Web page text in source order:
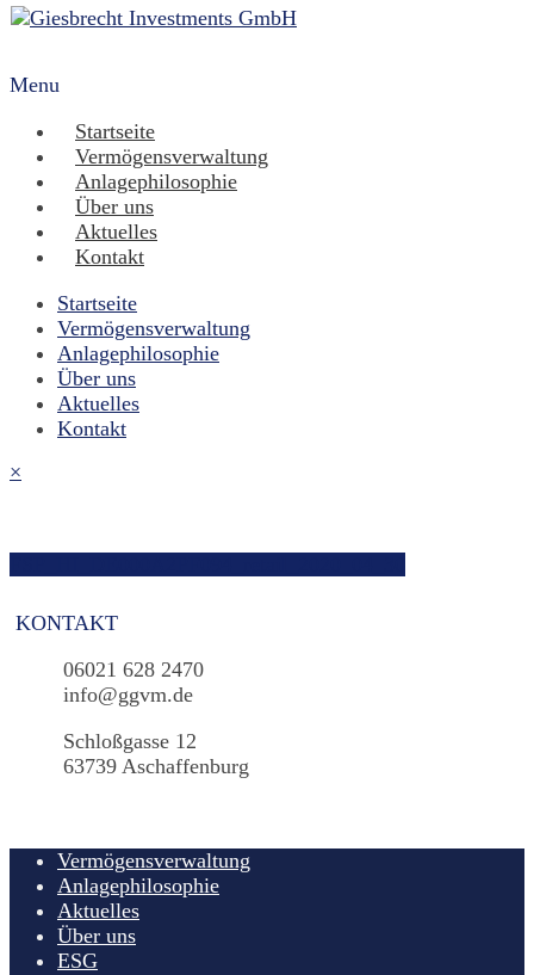
Menu
Startseite
Vermögensverwaltung
Anlagephilosophie
Über uns
Aktuelles
Kontakt
Startseite
Vermögensverwaltung
Anlagephilosophie
Über uns
Aktuelles
Kontakt
×
KONTAKT
06021 628 2470
info@ggvm.de
Schloßgasse 12
63739 Aschaffenburg
Vermögensverwaltung
Anlagephilosophie
Aktuelles
Über uns
ESG